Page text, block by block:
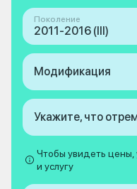
Поколение
2011-2016 (III)
Модификация
Укажите, что
Чтобы увидеть
и услугу